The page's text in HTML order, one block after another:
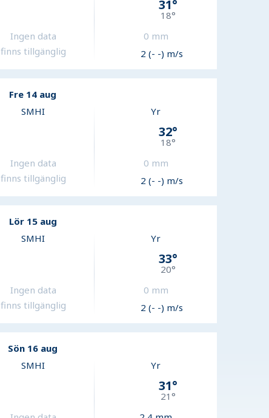
Ingen data
finns tillgänglig
31°
18°
0 mm
2 (- -) m/s
Fre 14 aug
SMHI
Ingen data
finns tillgänglig
Yr
32°
18°
0 mm
2 (- -) m/s
Lör 15 aug
SMHI
Ingen data
finns tillgänglig
Yr
33°
20°
0 mm
2 (- -) m/s
Sön 16 aug
SMHI Yr
31°
21 °